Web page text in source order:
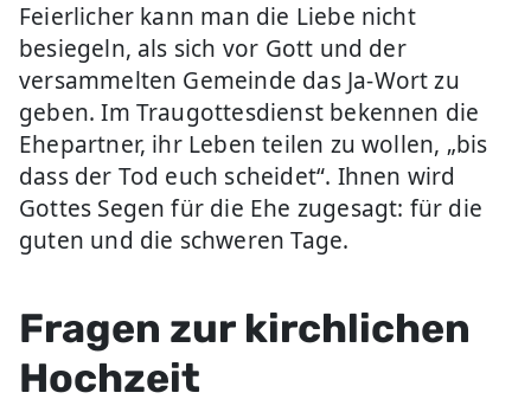
Feierlicher kann man die Liebe nicht
besiegeln, als sich vor Gott und der
versammelten Gemeinde das Ja-Wort zu
geben. Im Traugottesdienst bekennen die
Ehepartner, ihr Leben teilen zu wollen, „bis
dass der Tod euch scheidet“. Ihnen wird
Gottes Segen für die Ehe zugesagt: für die
guten und die schweren Tage.
Fragen zur kirchlichen
Hochzeit